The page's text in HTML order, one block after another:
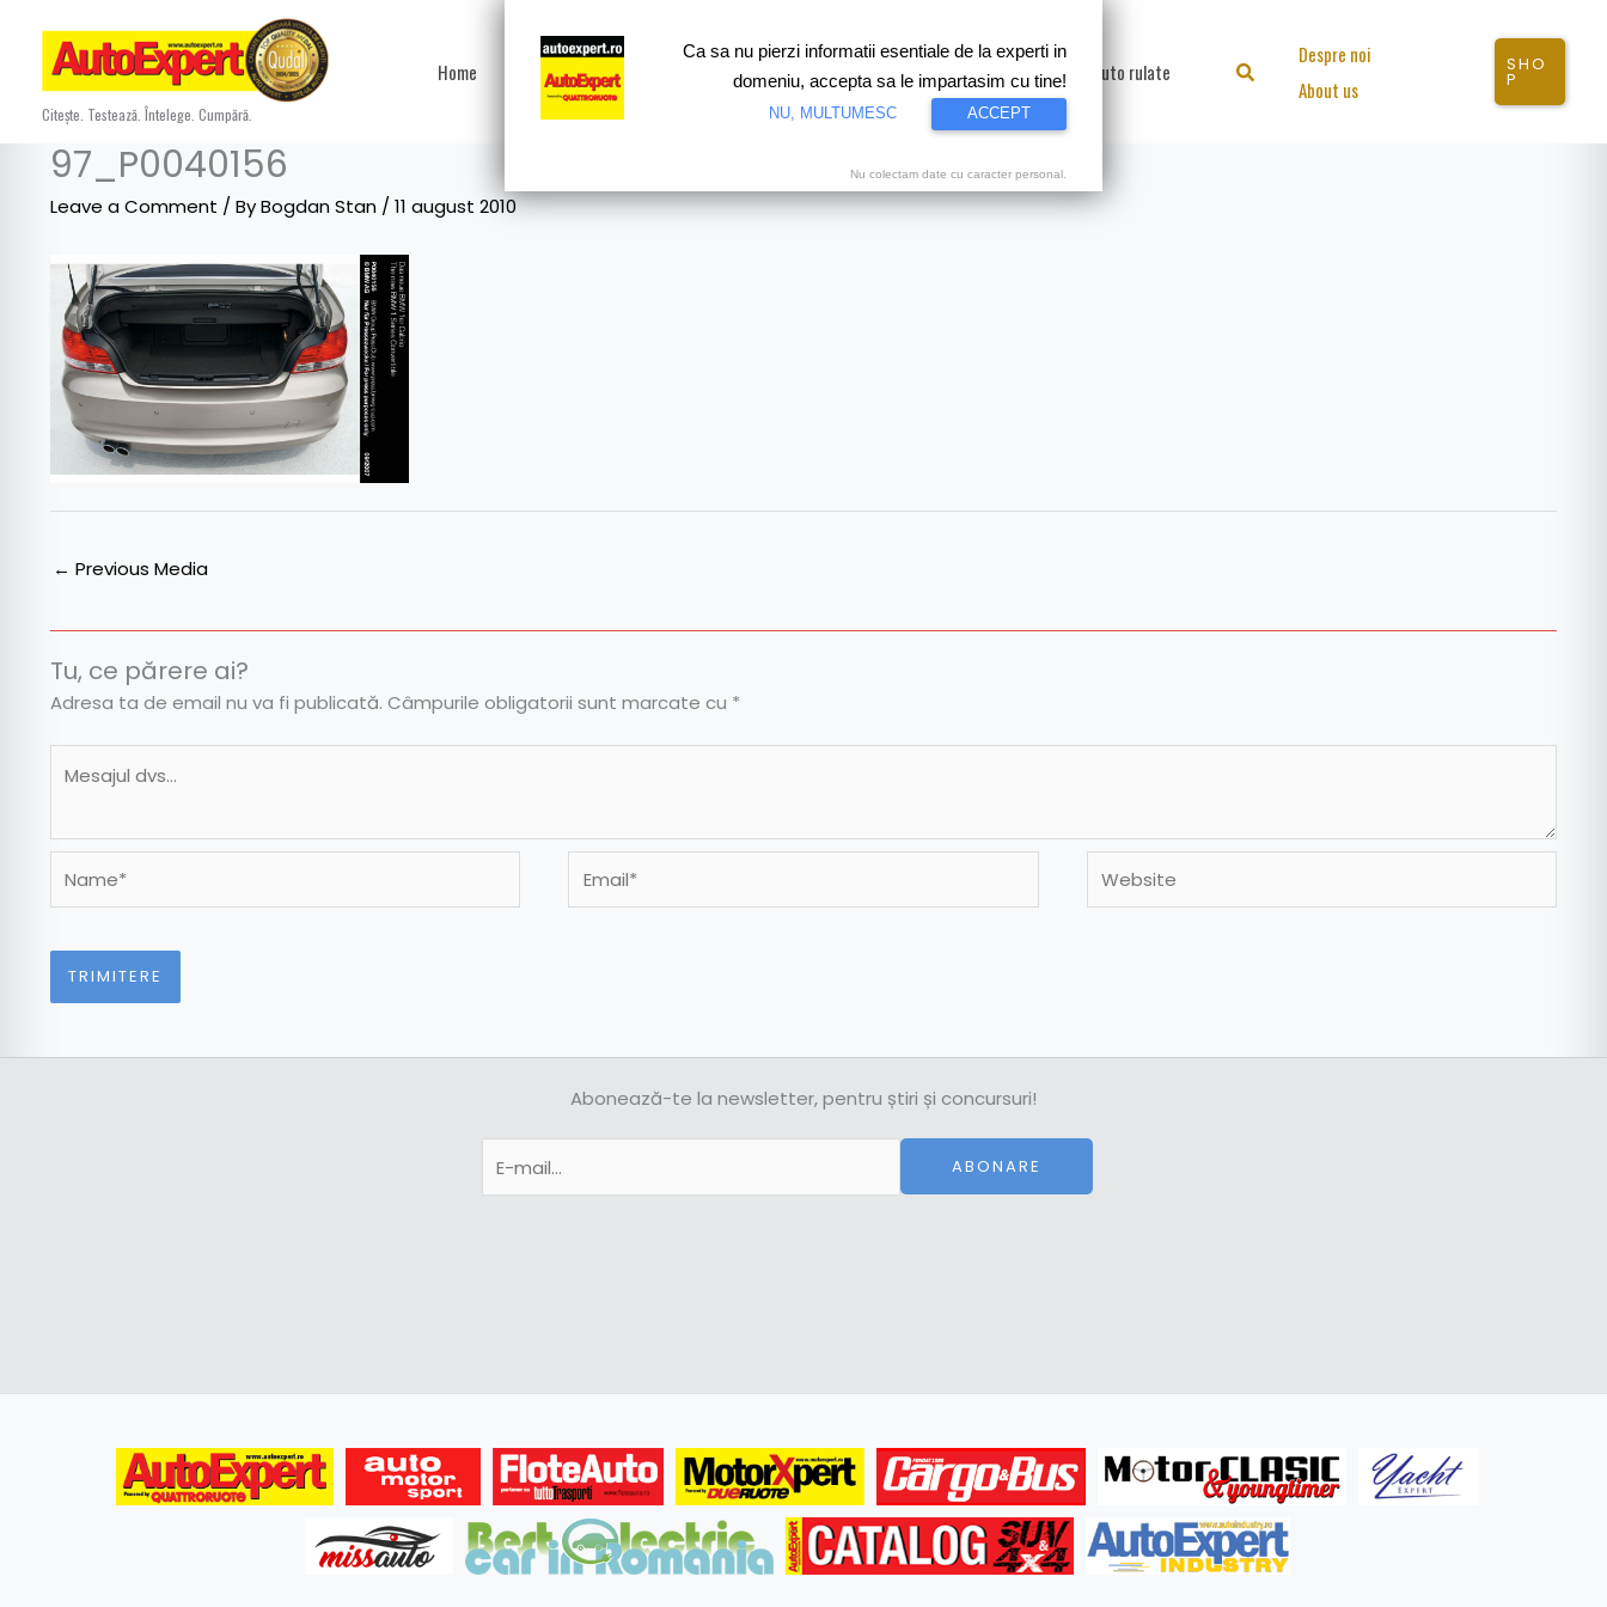
content
Citește. Testează. Întelege. Cumpără.
Home Test drive Motorsport Proiecte speciale Video Auto rulate Search
Despre noi
About us
SHO
P
97_P0040156
Leave a Comment / ByBogdan Stan / 11 august 2010
← Previous Media
Tu, ce părere ai?
Adresa ta de email nu va fi publicată. Câmpurile obligatorii sunt marcate cu *
Abonează-te la newsletter, pentru știri și concursuri!
ABONARE
Ca sa nu pierzi informatii esentiale de la experti in
domeniu, accepta sa le impartasim cu tine!
NU, MULTUMESC ACCEPT
Nu colectam date cu caracter personal.